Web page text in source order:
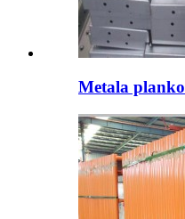
Metala planko